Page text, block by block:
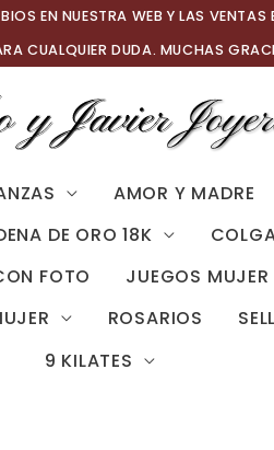
EN NUESTRA WEB Y LAS
CUALQUIER DUDA. MUCHAS
AMOR Y MADRE
DE ORO 18K
FOTO JUEGOS MUJER
ROSARIOS
9 KILATES